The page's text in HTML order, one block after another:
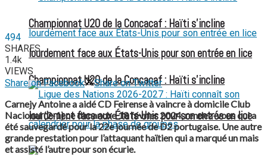
Championnat U20 de la Concacaf : Haïti s’incline
lourdement face aux États-Unis pour son entrée en lice
Championnat U20 de la Concacaf : Haïti s’incline
lourdement face aux États-Unis pour son entrée en lice
494
SHARES
1.4k
VIEWS
Share on Facebook
Share on Twitter
Carnejy Antoine a aidé CD Feirense à vaincre à domicile Club
Nacional (2-1) ce dimanche 18 février 2024, rendez-vous qui a
été sauvegardé pour la 22e journée de D2 portugaise. Une autre
grande prestation pour l’attaquant haïtien qui a marqué un mais
et assisté l’autre pour son écurie.